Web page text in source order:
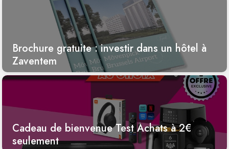
Brochure gratuite : investir dans un hôtel à
Zaventem
Cadeau de bienvenue Test Achats à 2€
seulement